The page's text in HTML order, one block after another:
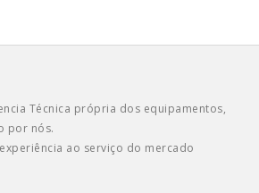
Técnica própria dos equipamentos,
por nós.
ao serviço do mercado